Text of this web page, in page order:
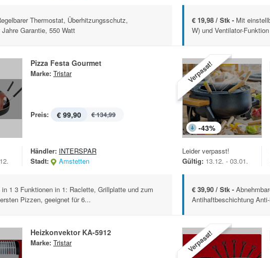
Thermostat, Überhitzungsschutz,
Garantie, 550 Watt
€ 19,98 / Stk - Mit
W) und Ventilator-
Pizza Festa Gourmet
Marke: Tristar
Preis: € 99,90 € 134,99
Händler: INTERSPAR
Stadt:
Amstetten
in 1 3 Funktionen in 1: Raclette, Grillplatte und zum
Pizzen, geeignet für 6...
Verpasst!
-43%
Leider verpasst!
Gültig: 13.12. - 03.01.
€ 39,90 / Stk -
Antihaftbeschichtung
Heizkonvektor KA-5912
Marke: Tristar Verpasst!